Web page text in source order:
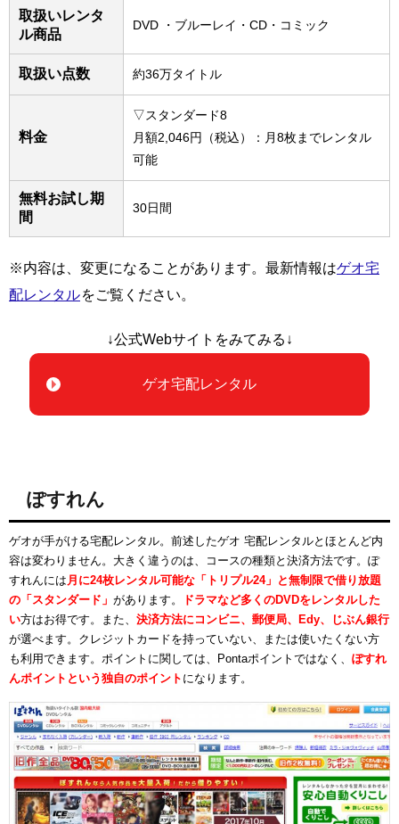
取扱いレンタ
ル商品
DVD ・ブルーレイ・CD・コミック
取扱い点数 約36万タイトル
料金
▽スタンダード8
月額2,046円（税込）：月8枚までレンタル
可能
無料お試し期
間
30日間
※内容は、変更になることがあります。最新情報はゲオ宅
配レンタルをご覧ください。
↓公式Webサイトをみてみる↓
ゲオ宅配レンタル
ぽすれん
ゲオが手がける宅配レンタル。前述したゲオ 宅配レンタルとほとんど内
容は変わりません。大きく違うのは、コースの種類と決済方法です。ぽ
すれんには月に24枚レンタル可能な「トリプル24」と無制限で借り放題
の「スタンダード」 があります。
ドラマなど多くのDVDをレンタルした
い方はお得です。また、 決済方法にコンビニ、郵便局、Edy、じぶん銀行
が選べます。クレジットカードを持っていない、または使いたくない方
も利用できます。ポイントに関しては、Pontaポイントではなく、 ぽすれ
んポイントという独自のポイント になります。